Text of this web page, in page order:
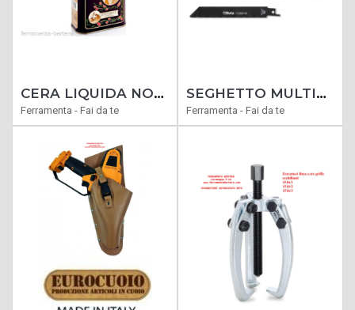
CERA LIQUIDA NOVECENTO TRASPARENTE - NEUTRA LITRI 1 COD. X905
Ferramenta - Fai da te
SEGHETTO MULTIFUNZIONE BETA 1729MF IDEALE PER METALLO CARTONGESSO LEGNO E PLASTICA
Ferramenta - Fai da te